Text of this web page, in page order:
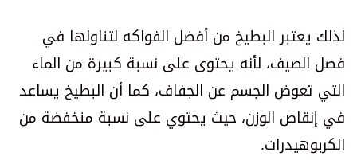
لذلك يعتبر البطيخ من أفضل الفواكه لتناولها في
فصل الصيف، لأنه يحتوى على نسبة كبيرة من الماء
التي تعوض الجسم عن الجفاف، كما أن البطيخ يساعد
في إنقاص الوزن، حيث يحتوي على نسبة منخفضة من
الكربوهيدرات.